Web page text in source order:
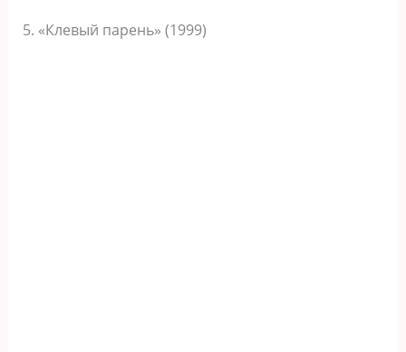
5. «Клевый парень» (1999)